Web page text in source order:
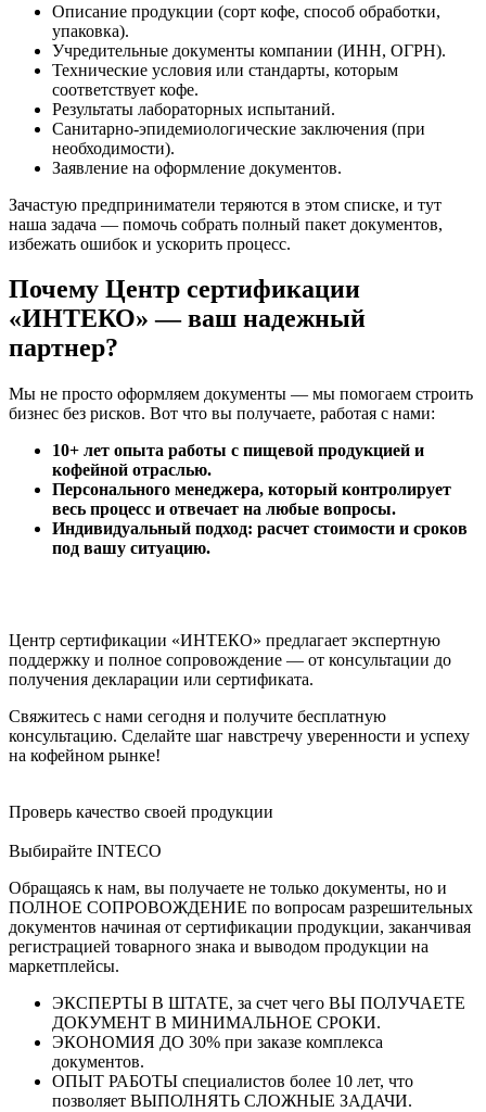
Описание продукции (сорт кофе, способ обработки,
упаковка).
Учредительные документы компании (ИНН, ОГРН).
Технические условия или стандарты, которым
соответствует кофе.
Результаты лабораторных испытаний.
Санитарно-эпидемиологические заключения (при
необходимости).
Заявление на оформление документов.
Зачастую предприниматели теряются в этом списке, и тут
наша задача — помочь собрать полный пакет документов,
избежать ошибок и ускорить процесс.
Почему Центр сертификации
«ИНТЕКО» — ваш надежный
партнер?
Мы не просто оформляем документы — мы помогаем строить
бизнес без рисков. Вот что вы получаете, работая с нами:
10+ лет опыта работы с пищевой продукцией и
кофейной отраслью.
Персонального менеджера, который контролирует
весь процесс и отвечает на любые вопросы.
Индивидуальный подход: расчет стоимости и сроков
под вашу ситуацию.
Центр сертификации «ИНТЕКО» предлагает экспертную
поддержку и полное сопровождение — от консультации до
получения декларации или сертификата.
Свяжитесь с нами сегодня и получите бесплатную
консультацию. Сделайте шаг навстречу уверенности и успеху
на кофейном рынке!
Проверь качество своей продукции
Выбирайте INTECO
Обращаясь к нам, вы получаете не только документы, но и
ПОЛНОЕ СОПРОВОЖДЕНИЕ по вопросам разрешительных
документов начиная от сертификации продукции, заканчивая
регистрацией товарного знака и выводом продукции на
маркетплейсы.
ЭКСПЕРТЫ В ШТАТЕ, за счет чего ВЫ ПОЛУЧАЕТЕ
ДОКУМЕНТ В МИНИМАЛЬНОЕ СРОКИ.
ЭКОНОМИЯ ДО 30% при заказе комплекса
документов.
ОПЫТ РАБОТЫ специалистов более 10 лет, что
позволяет ВЫПОЛНЯТЬ СЛОЖНЫЕ ЗАДАЧИ.